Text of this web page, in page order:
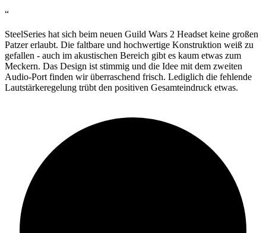
“
SteelSeries hat sich beim neuen Guild Wars 2 Headset keine großen
Patzer erlaubt. Die faltbare und hochwertige Konstruktion weiß zu
gefallen - auch im akustischen Bereich gibt es kaum etwas zum
Meckern. Das Design ist stimmig und die Idee mit dem zweiten
Audio-Port finden wir überraschend frisch. Lediglich die fehlende
Lautstärkeregelung trübt den positiven Gesamteindruck etwas.